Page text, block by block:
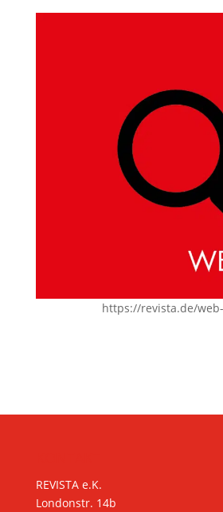
https://revista.de/
REVISTA e.K.
Londonstr. 14b